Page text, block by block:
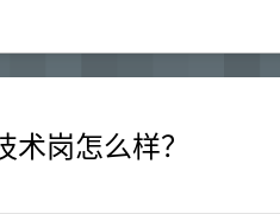
岗怎么样？